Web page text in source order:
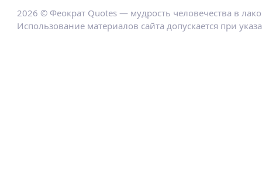
2026 © Феократ Quotes — мудрость человечества в
Использование материалов сайта допускается при